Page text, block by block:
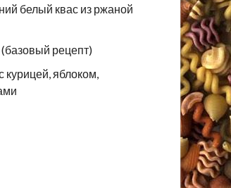
белый квас из ржаной
рецепт)
курицей, яблоком,